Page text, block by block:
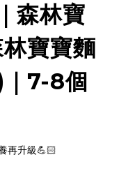
1包(登入會員)
森林寶
寶寶麵
7-8個
再升級💪🏻